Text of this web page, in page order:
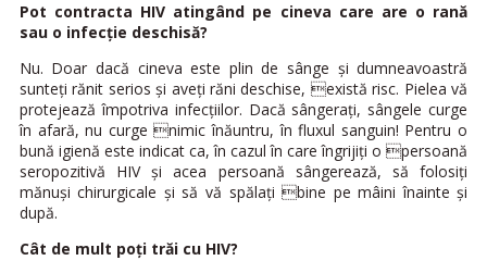
Pot contracta HIV atingând pe cineva care are o rană
sau o infecţie deschisă?
Nu. Doar dacă cineva este plin de sânge şi dumneavoastră
sunteţi rănit serios şi aveţi răni deschise, există risc. Pielea vă
protejează împotriva infecţiilor. Dacă sângeraţi, sângele curge
în afară, nu curge nimic înăuntru, în fluxul sanguin! Pentru o
bună igienă este indicat ca, în cazul în care îngrijiţi o persoană
seropozitivă HIV şi acea persoană sângerează, să folosiţi
mănuşi chirurgicale şi să vă spălaţi bine pe mâini înainte şi
după.
Cât de mult poţi trăi cu HIV?